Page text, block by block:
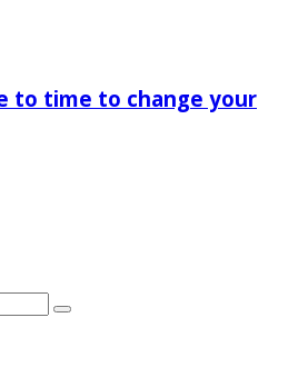
to time to change your